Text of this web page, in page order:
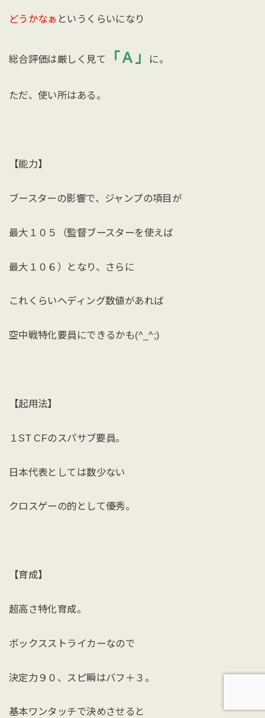
どうかなぁ というくらいになり
総合評価は厳しく見て 「Ａ」 に。
ただ、使い所はある。
【能力】
ブースターの影響で、ジャンプの項目が
最大１０５（監督ブースターを使えば
最大１０６）となり、さらに
これくらいヘディング数値があれば
空中戦特化要員にできるかも(^_^;)
【起用法】
１ST CFのスパサブ要員。
日本代表としては数少ない
クロスゲーの的として優秀。
【育成】
超高さ特化育成。
ボックスストライカーなので
決定力９０、スピ瞬はバフ＋３。
基本ワンタッチで決めさせると